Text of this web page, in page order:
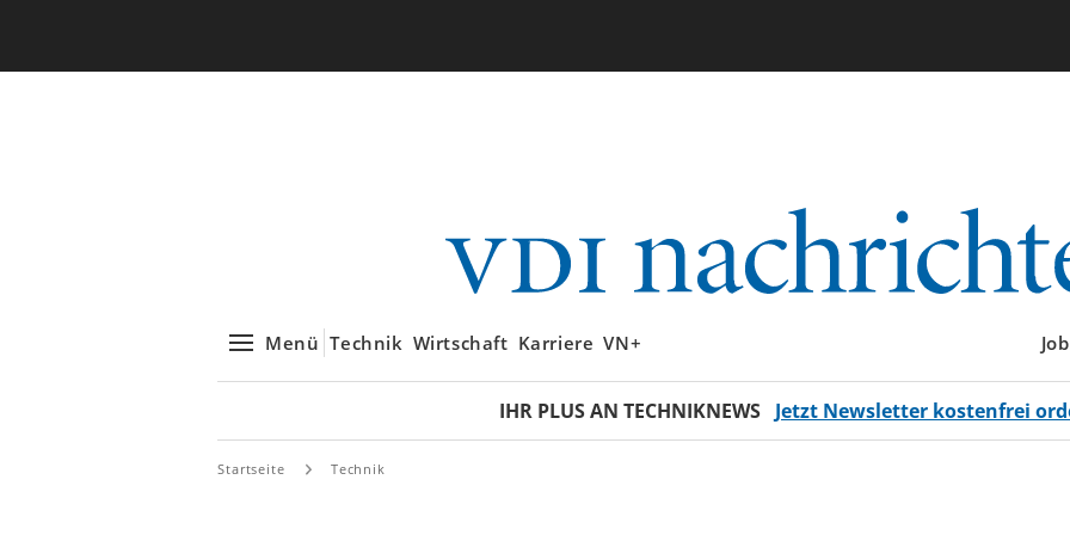
Menü Technik Wirtschaft Karriere VN+
IHR PLUS AN TECHNIKNEWS Jetzt Newsletter kostenfrei
Startseite Technik